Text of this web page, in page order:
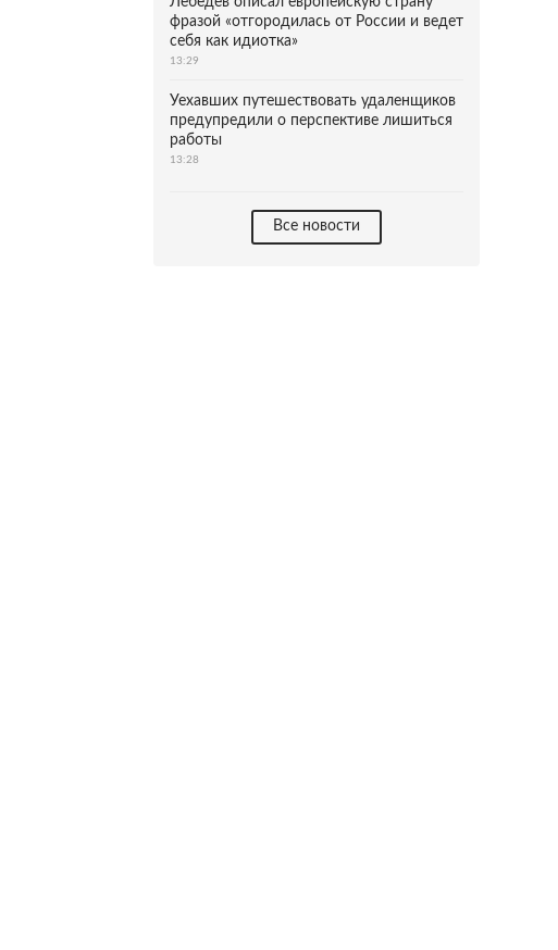
фразой «отгородилась от России и ведет
себя как идиотка»
13:29
Уехавших путешествовать удаленщиков
предупредили о перспективе лишиться
работы
13:28
Все новости